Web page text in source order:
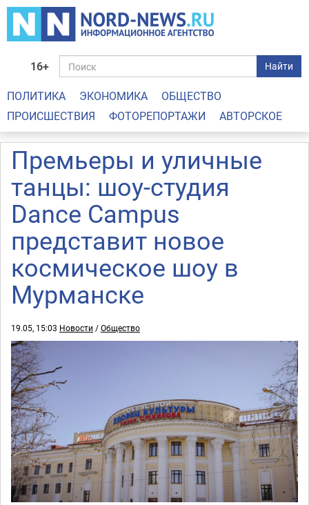
16+ Найти
ПОЛИТИКА ЭКОНОМИКА
ОБЩЕСТВО
ПРОИСШЕСТВИЯ
ФОТОРЕПОРТАЖИ АВТОРСКОЕ
Премьеры и уличные
танцы: шоу-студия
Dance Campus
представит новое
космическое шоу в
Мурманске
19.05, 15:03 Новости /Общество